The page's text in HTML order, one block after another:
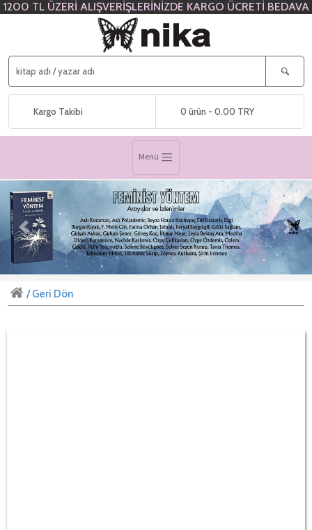
1200 TL ÜZERİ ALIŞVERİŞLERİNİZDE KARGO ÜCRETİ BEDAVA
Kargo Takibi 0 ürün - 0.00 TRY
Menü
Previous Next
/ Geri Dön